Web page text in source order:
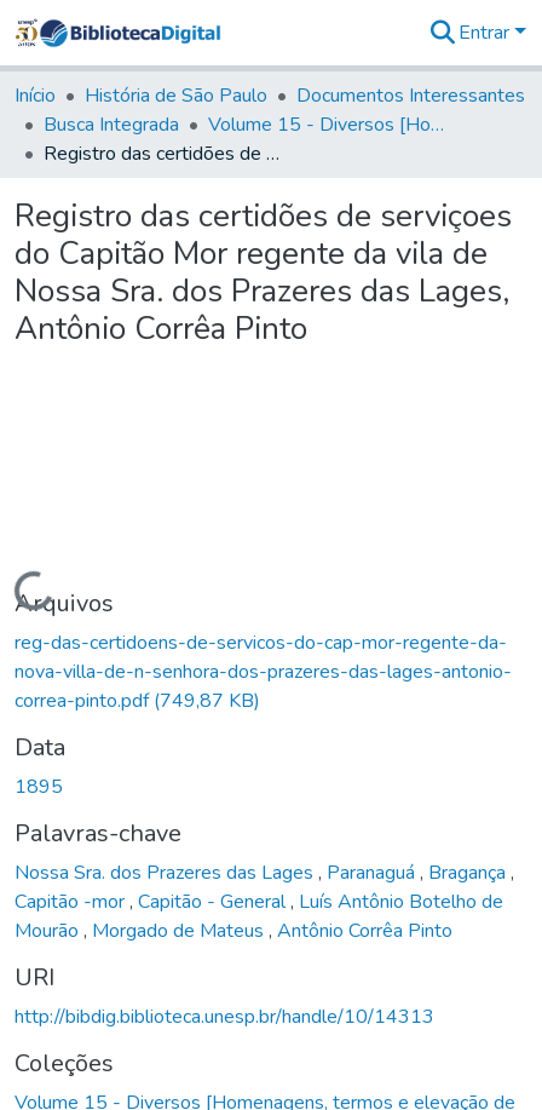
&
Coleções
Tudo na
Biblioteca
Estatísticas
Entrar
Início História de São Paulo
Documentos Interessantes
Busca Integrada
Volume 15 - Diversos [Homenagens, termos e elevação de vila]
Registro das certidões de serviçoes do Capitão Mor regente da vila de Nossa Sra. dos Prazeres das Lages, Antônio Corrêa Pinto
Registro das certidões de serviçoes
do Capitão Mor regente da vila de
Nossa Sra. dos Prazeres das Lages,
Antônio Corrêa Pinto
Carregando...
Arquivos
reg-das-certidoens-de-servicos-do-cap-mor-regente-da-
nova-villa-de-n-senhora-dos-prazeres-das-lages-antonio-
correa-pinto.pdf(749,87 KB)
Data
1895
Palavras-chave
Nossa Sra. dos Prazeres das Lages , Paranaguá , Bragança ,
Capitão -mor, Capitão - General, Luís Antônio Botelho de
Mourão , Morgado de Mateus , Antônio Corrêa Pinto
URI
http://bibdig.biblioteca.unesp.br/handle/10/14313
Coleções
Volume 15 - Diversos [Homenagens, termos e elevação de